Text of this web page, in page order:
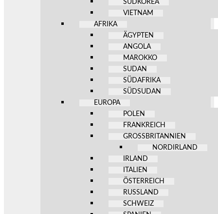
SÜDKOREA
VIETNAM
AFRIKA
ÄGYPTEN
ANGOLA
MAROKKO
SUDAN
SÜDAFRIKA
SÜDSUDAN
EUROPA
POLEN
FRANKREICH
GROSSBRITANNIEN
NORDIRLAND
IRLAND
ITALIEN
ÖSTERREICH
RUSSLAND
SCHWEIZ